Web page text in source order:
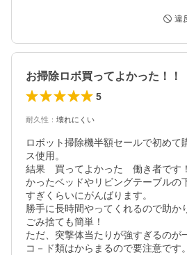
違
お掃除ロボ買ってよかった！！
5
耐久性 ： 壊れにくい
ロボット掃除機半額セールで初めて
ス使用。
結果　買ってよかった　働き者です
かったベッドやリビングテーブルの
すぎくらいにがんばります。
勝手に長時間やってくれるので助か
ごみ捨ても簡単！
ただ、突撃体当たりが強すぎるのが
コ－ド類はからまるので要注意です。